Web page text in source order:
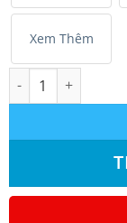
Xem Thêm
Máy lạnh áp trần